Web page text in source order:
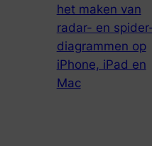
het maken van
radar- en
diagrammen op
iPhone, iPad en
Mac